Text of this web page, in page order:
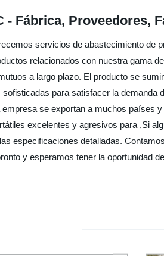
- Fábrica, Proveedores,
servicios de abastecimiento de
relacionados con nuestra gama
a largo plazo. El producto se
para satisfacer la demanda
empresa se exportan a muchos países
excelentes y agresivos para ,Si
especificaciones detalladas.
y esperamos tener la oportunidad